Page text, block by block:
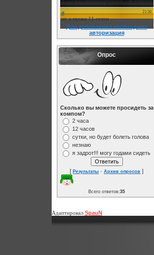
Для добавления необходима
авторизация
Опрос
Сколько вы можете просидеть за
компом?
2 часа
12 часов
сутки, но будет болеть голова
незнаю
я задрот!!! могу годами сидеть
[ Результаты · Архив опросов ]
Всего ответов:35
Адаптировал SpauN